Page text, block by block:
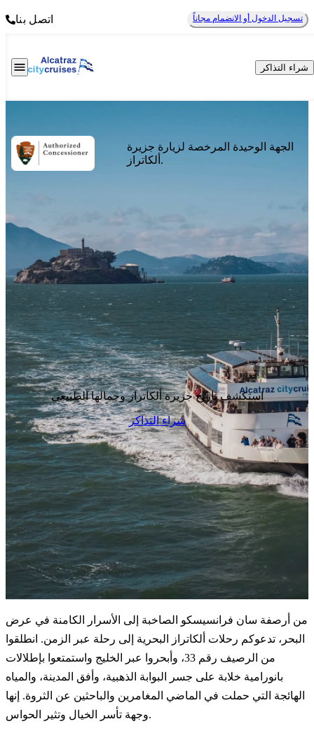
اتصل بنا تسجيل الدخول أو الانضمام مجاناً
شراء التذاكر
الجهة الوحيدة المرخصة لزيارة جزيرة
ألكاتراز.
استكشف تاريخ جزيرة ألكاتراز وجمالها الطبيعي
شراء التذاكر
من أرصفة سان فرانسيسكو الصاخبة إلى الأسرار الكامنة في عرض
البحر، تدعوكم رحلات ألكاتراز البحرية إلى رحلة عبر الزمن. انطلقوا
من الرصيف رقم 33، وأبحروا عبر الخليج واستمتعوا بإطلالات
بانورامية خلابة على جسر البوابة الذهبية، وأفق المدينة، والمياه
الهائجة التي حملت في الماضي المغامرين والباحثين عن الثروة. إنها
وجهة تأسر الخيال وتثير الحواس.